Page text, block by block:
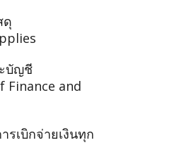
ดุ
บัญชี
Finance and
รเบิกจ่ายเงินทุก